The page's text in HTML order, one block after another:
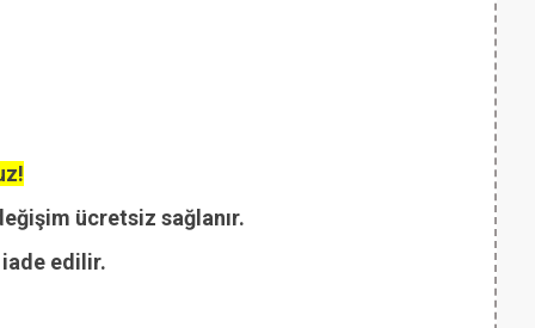
ücretsiz sağlanır.
edilir.